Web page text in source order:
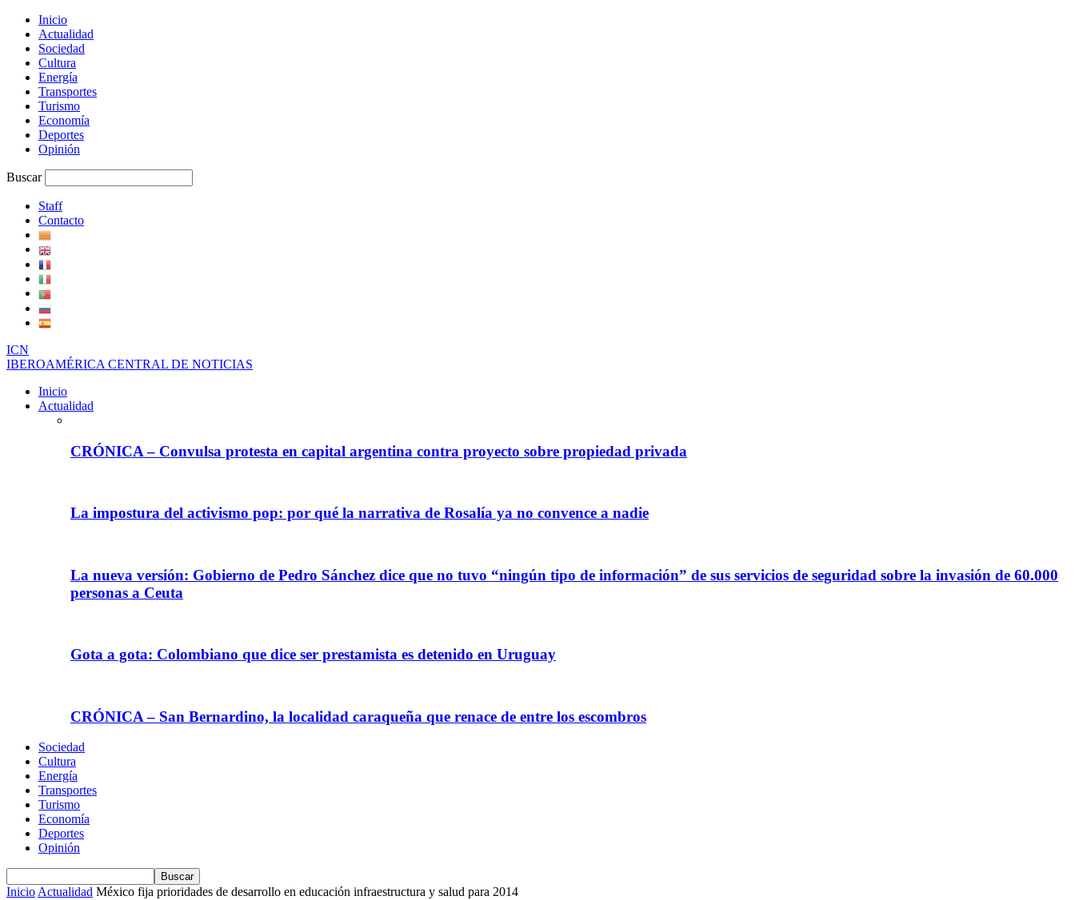
Inicio
Actualidad
Sociedad
Cultura
Energía
Transportes
Turismo
Economía
Deportes
Opinión
Buscar
Staff
Contacto
ICN
IBEROAMÉRICA CENTRAL DE NOTICIAS
Inicio
Actualidad
CRÓNICA – Convulsa protesta en capital argentina contra proyecto sobre propiedad privada
La impostura del activismo pop: por qué la narrativa de Rosalía ya no convence a nadie
La nueva versión: Gobierno de Pedro Sánchez dice que no tuvo “ningún tipo de información” de sus servicios de seguridad sobre la invasión de 60.000
personas a Ceuta
Gota a gota: Colombiano que dice ser prestamista es detenido en Uruguay
CRÓNICA – San Bernardino, la localidad caraqueña que renace de entre los escombros
Sociedad
Cultura
Energía
Transportes
Turismo
Economía
Deportes
Opinión
InicioActualidad México fija prioridades de desarrollo en educación infraestructura y salud para 2014